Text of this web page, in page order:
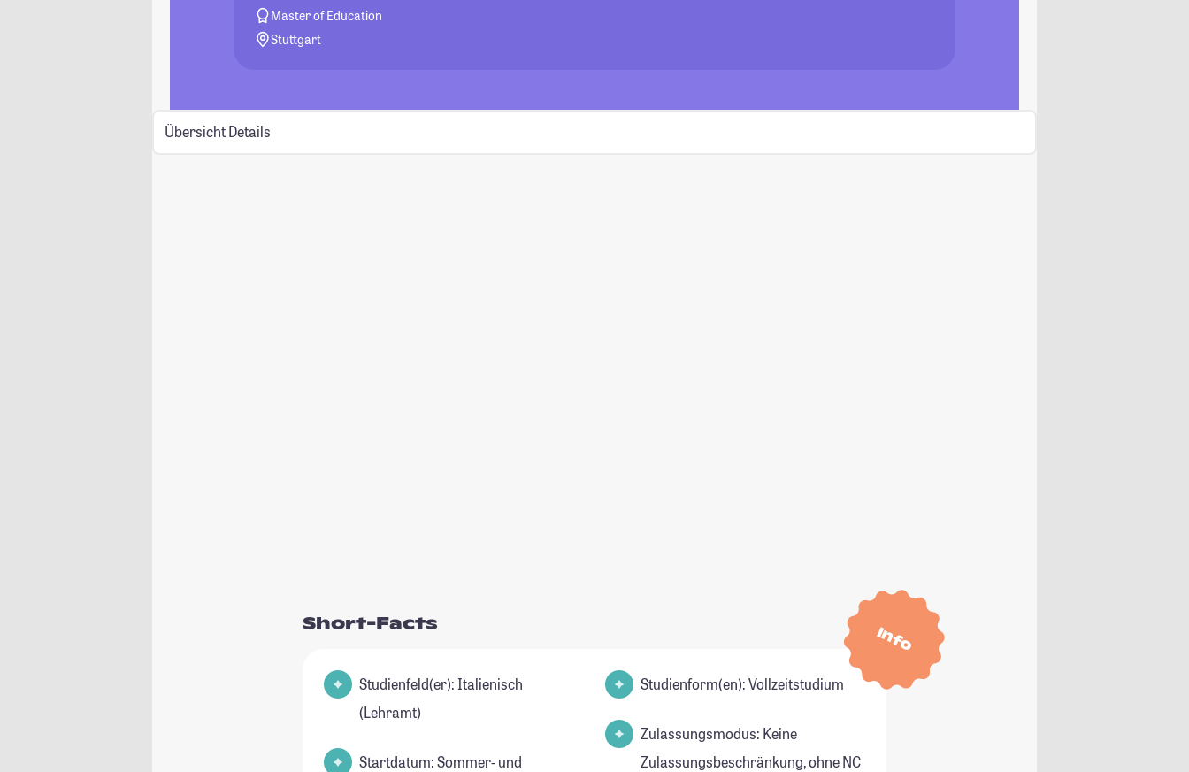
Master of Education
Stuttgart
Übersicht Details
Info
Short-Facts
Studienfeld(er): Italienisch
(Lehramt)
Startdatum: Sommer- und
Studienform(en): Vollzeitstudium
Zulassungsmodus: Keine
Zulassungsbeschränkung, ohne NC